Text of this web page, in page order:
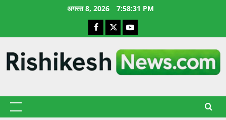
अगस्त 8, 2026 7:58:32 PM
Facebook
X YouTube
प्राथमिक